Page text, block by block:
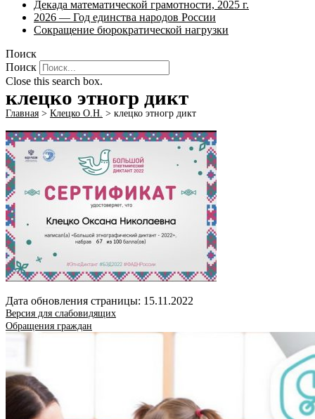
Декада математической грамотности, 2025 г.
2026 — Год единства народов России
Сокращение бюрократической нагрузки
Поиск
Поиск
Close this search box.
клецко этногр дикт
Главная > Клецко О.Н. > клецко этногр дикт
Дата обновления страницы: 15.11.2022
Версия для слабовидящих
Обращения граждан